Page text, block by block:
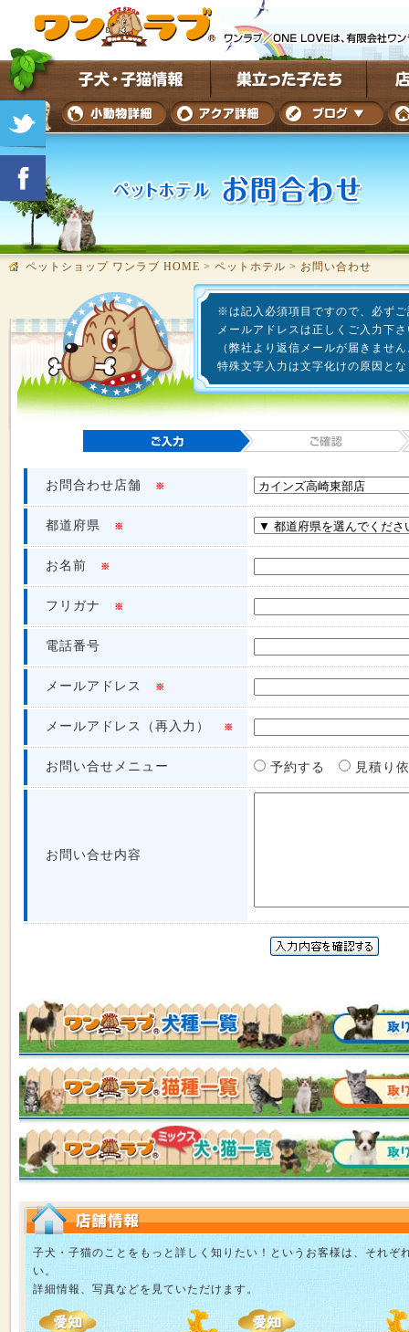
ペットショップ ワンラブ HOME > ペットホテル > お問い合わせ
※は記入必須項目ですので、必ず
メールアドレスは正しくご入力下
（弊社より返信メールが届きませ
特殊文字入力は文字化けの原因と
お問合わせ店舗 ※
都道府県 ※
お名前 ※
フリガナ ※
電話番号
メールアドレス ※
メールアドレス（再入力） ※
お問い合せメニュー 予約する 見積り
お問い合せ内容
子犬・子猫のことをもっと詳しく知りたい！というお客様は、それぞ
い。
詳細情報、写真などを見ていただけます。